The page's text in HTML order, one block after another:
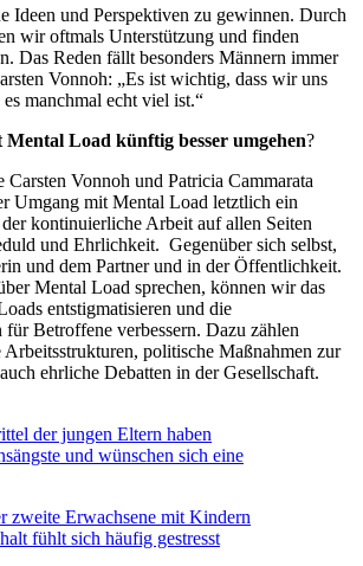
Ideen und Perspektiven zu gewinnen. Durch
wir oftmals Unterstützung und finden
Das Reden fällt besonders Männern immer
Vonnoh: „Es ist wichtig, dass wir uns
es manchmal echt viel ist.“
Load künftig besser umgehen?
Vonnoh und Patricia Cammarata
Umgang mit Mental Load letztlich ein
der kontinuierliche Arbeit auf allen Seiten
und Ehrlichkeit. Gegenüber sich selbst,
und dem Partner und in der Öffentlichkeit.
Mental Load sprechen, können wir das
entstigmatisieren und die
für Betroffene verbessern. Dazu zählen
politische Maßnahmen zur
ehrliche Debatten in der Gesellschaft.
der jungen Eltern haben
und wünschen sich eine
zweite Erwachsene mit Kindern
fühlt sich häufig gestresst